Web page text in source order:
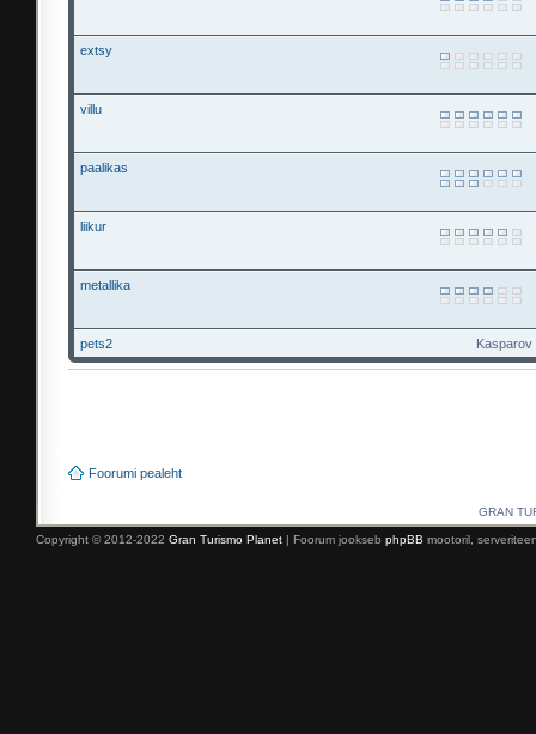
extsy
villu
paalikas
liikur
metallika
Kasparov
pets2
Foorumi pealeht
GRAN
Copyright © 2012-2022 Gran Turismo Planet | Foorum jookseb phpBB mootoril,